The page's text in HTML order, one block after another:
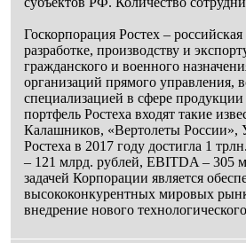
Госкорпорация Ростех –
разработке, производству и
гражданского и военного
организаций прямого управления,
специализацией в сфере
портфель Ростеха входят такие
Калашников, «Вертолеты России»,
Ростеха в 2017 году достигла 1
– 121 млрд. рублей, EBITDA – 305
задачей Корпорации является
высококонкурентных мировых
внедрение нового